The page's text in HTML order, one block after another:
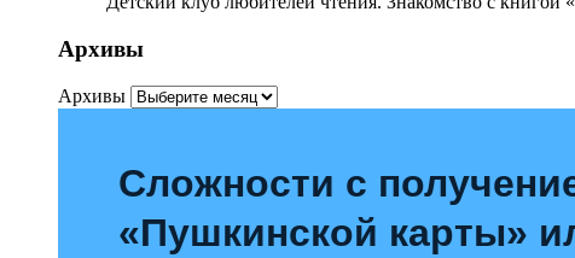
Архивы
Архивы
Сложности с
«Пушкинской карты»